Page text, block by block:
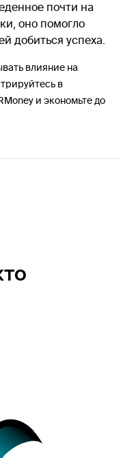
почти на
оно помогло
добиться успеха.
влияние на
в
и экономьте до